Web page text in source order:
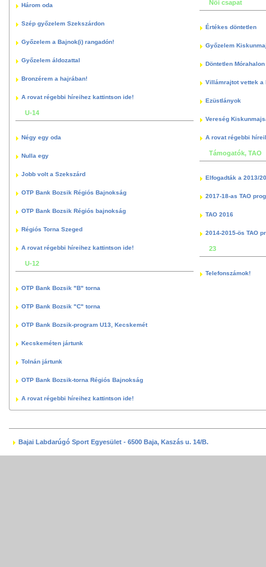
Három oda
Szép győzelem Szekszárdon
Győzelem a Bajnok(i) rangadón!
Győzelem áldozattal
Bronzérem a hajrában!
A rovat régebbi híreihez kattintson ide!
U-14
Négy egy oda
Nulla egy
Jobb volt a Szekszárd
OTP Bank Bozsik Régiós Bajnokság
OTP Bank Bozsik Régiós bajnokság
Régiós Torna Szeged
A rovat régebbi híreihez kattintson ide!
U-12
OTP Bank Bozsik "B" torna
OTP Bank Bozsik "C" torna
OTP Bank Bozsik-program U13, Kecskemét
Kecskeméten jártunk
Tolnán jártunk
OTP Bank Bozsik-torna Régiós Bajnokság
A rovat régebbi híreihez kattintson ide!
Női csapat
Értékes döntetlen
Győzelem
Döntetlen
Villámrajtot vettek a
Ezüstlányok
Vereség
A rovat régebbi
Támogatók, TAO
Elfogadták a 2013/
2017-18-as TAO
TAO 2016
2014-2015-ös TAO
23
Telefonszámok!
Bajai Labdarúgó Sport Egyesület - 6500 Baja, Kaszás u. 14/B.